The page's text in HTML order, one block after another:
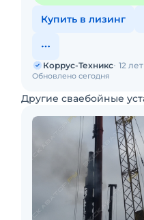
Купить в лизинг
Обновлено сегодня
Коррус-Техникс 12
Другие сваебойные